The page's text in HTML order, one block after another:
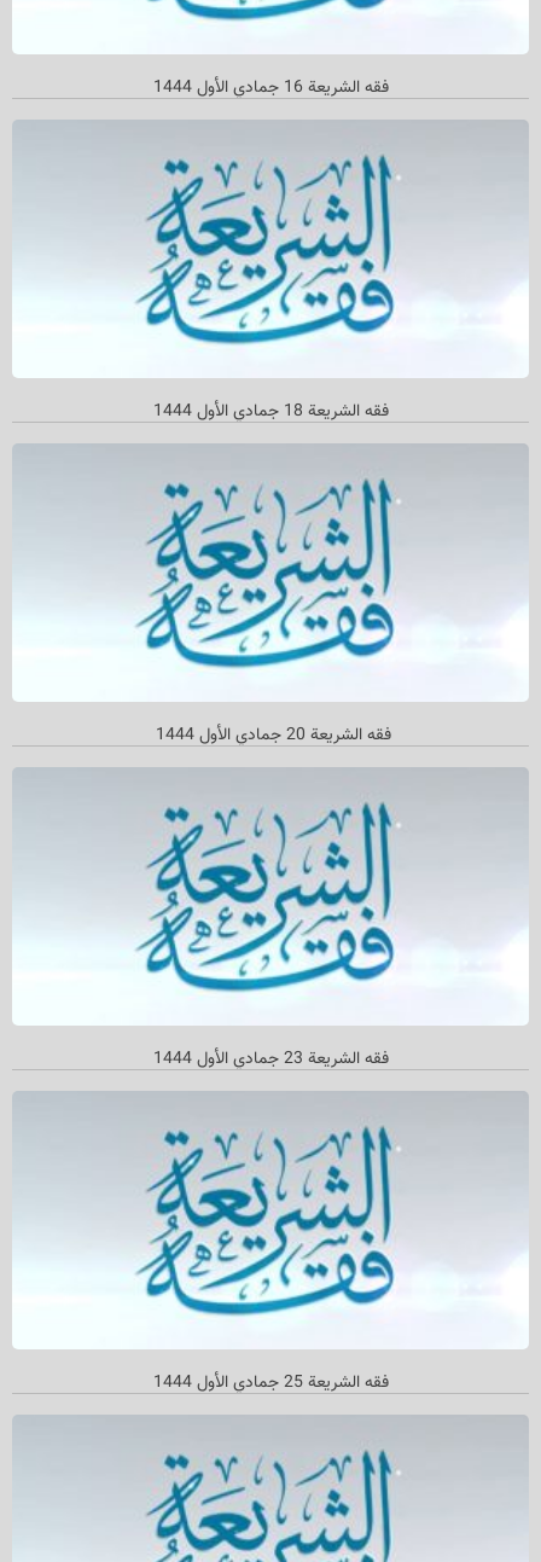
فقه الشریعة 16 جمادي الأول 1444
فقه الشریعة 18 جمادي الأول 1444
فقه الشريعة 20 جمادي الأول 1444
فقه الشریعة 23 جمادي الأول 1444
فقه الشريعة 25 جمادي الأول 1444